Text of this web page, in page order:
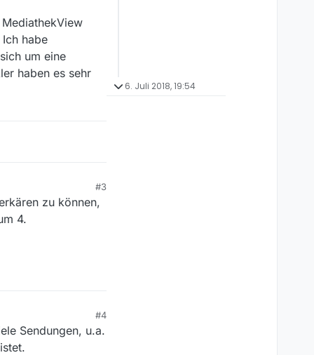
Ich habe
um eine
haben es sehr
#3
zu können,
4.
#4
Sendungen, u.a.
6. Juli 2018, 19:54